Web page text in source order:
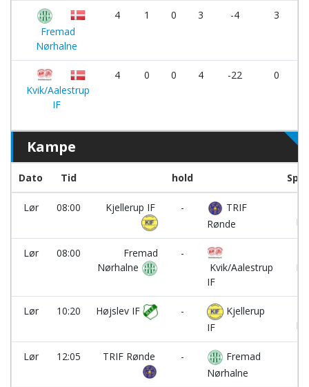
Fremad
Nørhalne
4 1 0 3 -4 3
Kvik/Aalestrup
IF
4 0 0 4 -22 0
Kampe
Dato Tid hold
Lør 08:00 Kjellerup IF -
TRIF
Rønde
Lør 08:00
Fremad
Nørhalne
-
Kvik/Aalestrup
IF
Lør 10:20 Højslev IF -
Kjellerup
IF
Lør 12:05 TRIF Rønde -
Fremad
Nørhalne